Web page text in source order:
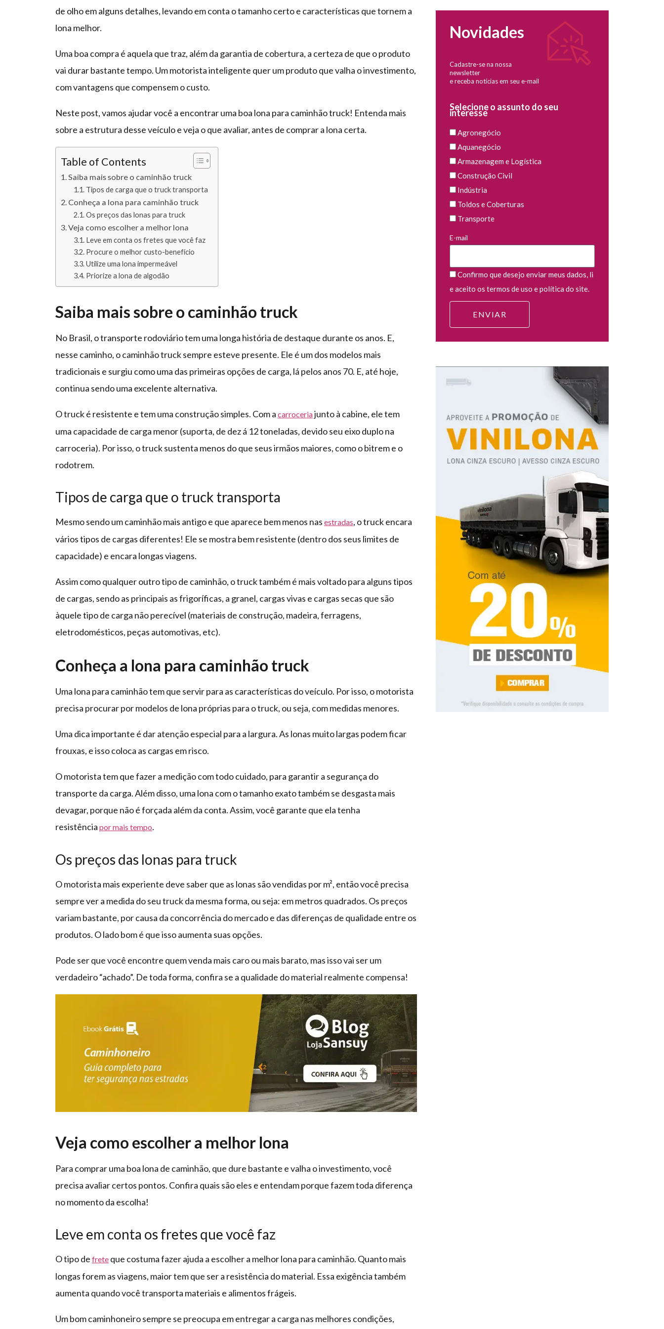
de olho em alguns detalhes, levando em conta o tamanho certo e características que tornem a
lona melhor.
Uma boa compra é aquela que traz, além da garantia de cobertura, a certeza de que o produto
vai durar bastante tempo. Um motorista inteligente quer um produto que valha o investimento,
com vantagens que compensem o custo.
Neste post, vamos ajudar você a encontrar uma boa lona para caminhão truck! Entenda mais
sobre a estrutura desse veículo e veja o que avaliar, antes de comprar a lona certa.
Table of Contents
Saiba mais sobre o caminhão truck
Tipos de carga que o truck transporta
Conheça a lona para caminhão truck
Os preços das lonas para truck
Veja como escolher a melhor lona
Leve em conta os fretes que você faz
Procure o melhor custo-benefício
Utilize uma lona impermeável
Priorize a lona de algodão
Saiba mais sobre o caminhão truck
No Brasil, o transporte rodoviário tem uma longa história de destaque durante os anos. E,
nesse caminho, o caminhão truck sempre esteve presente. Ele é um dos modelos mais
tradicionais e surgiu como uma das primeiras opções de carga, lá pelos anos 70. E, até hoje,
continua sendo uma excelente alternativa.
O truck é resistente e tem uma construção simples. Com a carroceriajunto à cabine, ele tem
uma capacidade de carga menor (suporta, de dez á 12 toneladas, devido seu eixo duplo na
carroceria). Por isso, o truck sustenta menos do que seus irmãos maiores, como o bitrem e o
rodotrem.
Tipos de carga que o truck transporta
Mesmo sendo um caminhão mais antigo e que aparece bem menos nas estradas, o truck encara
vários tipos de cargas diferentes! Ele se mostra bem resistente (dentro dos seus limites de
capacidade) e encara longas viagens.
Assim como qualquer outro tipo de caminhão, o truck também é mais voltado para alguns tipos
de cargas, sendo as principais as frigoríficas, a granel, cargas vivas e cargas secas que são
àquele tipo de carga não perecível (materiais de construção, madeira, ferragens,
eletrodomésticos, peças automotivas, etc).
Conheça a lona para caminhão truck
Uma lona para caminhão tem que servir para as características do veículo. Por isso, o motorista
precisa procurar por modelos de lona próprias para o truck, ou seja, com medidas menores.
Uma dica importante é dar atenção especial para a largura. As lonas muito largas podem ficar
frouxas, e isso coloca as cargas em risco.
O motorista tem que fazer a medição com todo cuidado, para garantir a segurança do
transporte da carga. Além disso, uma lona com o tamanho exato também se desgasta mais
devagar, porque não é forçada além da conta. Assim, você garante que ela tenha
resistência por mais tempo.
Os preços das lonas para truck
O motorista mais experiente deve saber que as lonas são vendidas por m², então você precisa
sempre ver a medida do seu truck da mesma forma, ou seja: em metros quadrados. Os preços
variam bastante, por causa da concorrência do mercado e das diferenças de qualidade entre os
produtos. O lado bom é que isso aumenta suas opções.
Pode ser que você encontre quem venda mais caro ou mais barato, mas isso vai ser um
verdadeiro “achado”. De toda forma, confira se a qualidade do material realmente compensa!
Veja como escolher a melhor lona
Para comprar uma boa lona de caminhão, que dure bastante e valha o investimento, você
precisa avaliar certos pontos. Confira quais são eles e entendam porque fazem toda diferença
no momento da escolha!
Leve em conta os fretes que você faz
O tipo de frete que costuma fazer ajuda a escolher a melhor lona para caminhão. Quanto mais
longas forem as viagens, maior tem que ser a resistência do material. Essa exigência também
aumenta quando você transporta materiais e alimentos frágeis.
Um bom caminhoneiro sempre se preocupa em entregar a carga nas melhores condições,
Novidades
Cadastre-se na nossa
newsletter
e receba notícias em seu e-mail
Selecione o assunto do seu
interesse
Agronegócio
Aquanegócio
Armazenagem e Logística
Construção Civil
Indústria
Toldos e Coberturas
Transporte
E-mail
Confirmo que desejo enviar meus dados, li
e aceito os termos de uso e política do site.